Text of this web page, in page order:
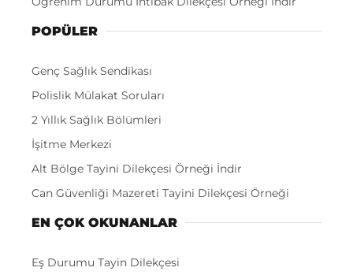
POPÜLER
Genç Sağlık Sendikası
Polislik Mülakat Soruları
2 Yıllık Sağlık Bölümleri
İşitme Merkezi
Alt Bölge Tayini Dilekçesi Örneği İndir
Can Güvenliği Mazereti Tayini Dilekçesi Örneği
EN ÇOK OKUNANLAR
Eş Durumu Tayin Dilekçesi